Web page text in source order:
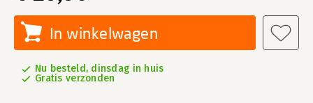
In winkelwagen
Nu besteld, dinsdag in huis
Gratis verzonden